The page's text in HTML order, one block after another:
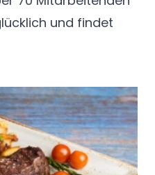
und findet